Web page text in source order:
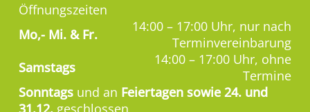
Öffnungszeiten
Mo,- Mi. & Fr.
14:00 – 17:00 Uhr, nur nach
Terminvereinbarung
Samstags
14:00 – 17:00 Uhr, ohne
Termine
Sonntags und an Feiertagen sowie 24. und
31.12. geschlossen